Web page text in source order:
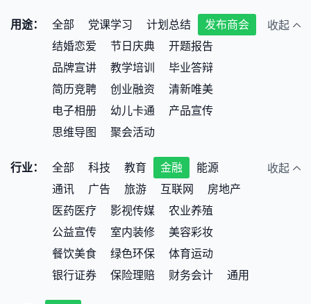
用途： 全部 党课学习 计划总结
发布商会
结婚恋爱
节日庆典
开题报告
品牌宣讲
教学培训
毕业答辩
简历竞聘
创业融资
清新唯美
电子相册
幼儿卡通
产品宣传
思维导图
聚会活动
收起
行业： 全部 科技 教育 金融
能源
通讯
广告 旅游 互联网
房地产
医药医疗
影视传媒
农业养殖
公益宣传
室内装修
美容彩妆
餐饮美食
绿色环保
体育运动
银行证券
保险理赔 财务会计 通用
收起